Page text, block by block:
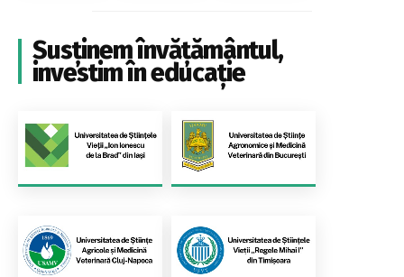
Susținem învățământul,
investim în educație